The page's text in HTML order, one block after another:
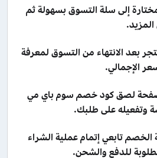
إلى سلة التسوق بسهولة ثم
بعد الانتهاء من التسوق لمعرفة
الإجمالي.
لصق كود خصم سوم باي مي
وتفعيله على طلبك.
الخصم تابعي إتمام عملية الشراء
للدفع والشحن.